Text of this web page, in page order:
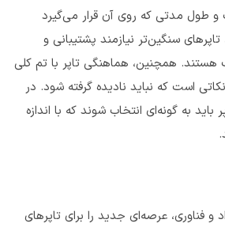
و طول مدتی که روی آن قرار می‌گیرد
سنگین‌تر نیازمند پشتیبانی و
همچنین، هماهنگی تاپر با تم کلی
است که نباید نادیده گرفته شود. در
باید به گونه‌ای انتخاب شوند که با اندازه
فناوری، عرصه‌ای جدید را برای تاپرهای